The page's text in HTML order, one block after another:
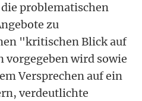
problematischen
zu
"kritischen Blick auf
vorgegeben wird sowie
Versprechen auf ein
verdeutlichte